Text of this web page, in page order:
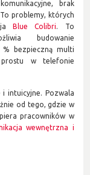
brak
problemy, których
Blue Colibri. To
budowanie
bezpieczną multi
w telefonie
intuicyjne. Pozwala
od tego, gdzie w
pracowników w
wewnętrzna i